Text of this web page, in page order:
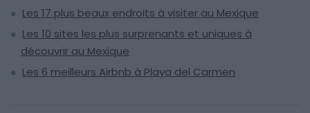
Les 17 plus beaux endroits à visiter au Mexique
Les 10 sites les plus surprenants et uniques à
découvrir au Mexique
Les 6 meilleurs Airbnb à Playa del Carmen